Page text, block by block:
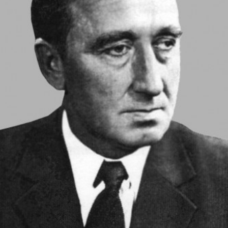
СТРУКТУРА
Президія НАН України
Апарат Президії
Секція фізико-технічних і математичних
Секція хімічних і біологічних наук
Секція суспільних і гуманітарних наук
Установи при Президії
Ради, комітети та комісії
Наукові центри МОН та НАН України
Громадські організації